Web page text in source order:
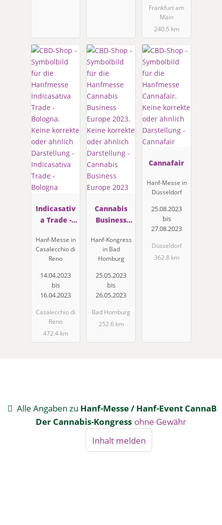
Frankfurt am
Main
240.5 km
Indicasativ
a Trade -
Hanf-Messe in
Casalecchio di
Reno
14.04.2023
bis
16.04.2023
Casalecchio di
Reno
472.4 km
Cannabis
Business
Hanf-Kongress
in Bad
Homburg
25.05.2023
bis
26.05.2023
Bad Homburg
252.6 km
Cannafair
Hanf-Messe in
Düsseldorf
25.08.2023
bis
27.08.2023
Düsseldorf
362.8 km
Alle Angaben zu Hanf-Messe / Hanf-Event CannaB
Der Cannabis-Kongress ohne Gewähr
Inhalt melden